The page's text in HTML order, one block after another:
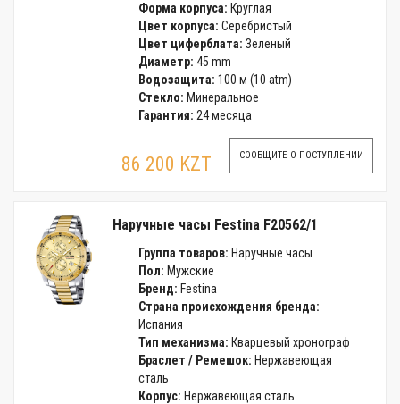
Форма корпуса: Круглая
Цвет корпуса: Серебристый
Цвет циферблата: Зеленый
Диаметр: 45 mm
Водозащита: 100 м (10 atm)
Стекло: Минеральное
Гарантия: 24 месяца
86 200 KZT СООБЩИТЕ О ПОСТУПЛЕНИИ
Наручные часы Festina F20562/1
Группа товаров: Наручные часы
Пол: Мужские
Бренд: Festina
Страна происхождения бренда:
Испания
Тип механизма: Кварцевый хронограф
Браслет / Ремешок: Нержавеющая
сталь
Корпус: Нержавеющая сталь